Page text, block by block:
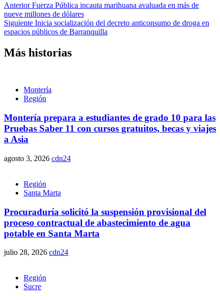
AnteriorFuerza Pública incauta marihuana avaluada en más de
nueve millones de dólares
Siguiente Inicia socialización del decreto anticonsumo de droga en
espacios públicos de Barranquilla
Más historias
Montería
Región
Montería prepara a estudiantes de grado 10 para las
Pruebas Saber 11 con cursos gratuitos, becas y viajes
a Asia
agosto 3, 2026 cdn24
Región
Santa Marta
Procuraduría solicitó la suspensión provisional del
proceso contractual de abastecimiento de agua
potable en Santa Marta
julio 28, 2026 cdn24
Región
Sucre